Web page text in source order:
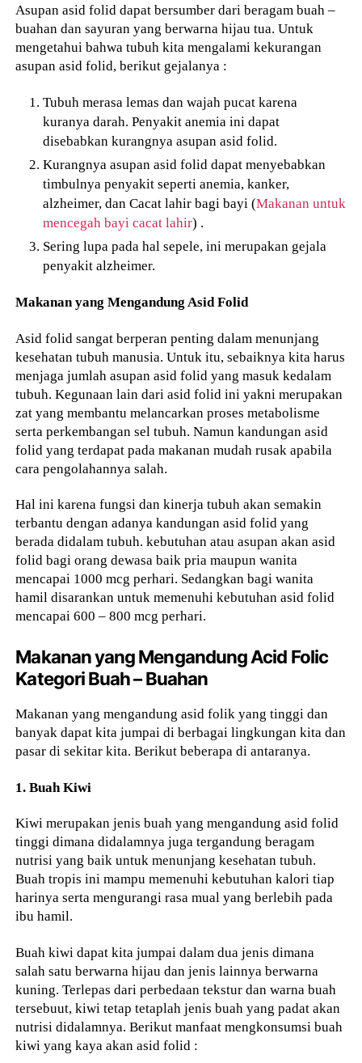
Asupan asid folid dapat bersumber dari beragam buah –
buahan dan sayuran yang berwarna hijau tua. Untuk
mengetahui bahwa tubuh kita mengalami kekurangan
asupan asid folid, berikut gejalanya :
Tubuh merasa lemas dan wajah pucat karena
kuranya darah. Penyakit anemia ini dapat
disebabkan kurangnya asupan asid folid.
Kurangnya asupan asid folid dapat menyebabkan
timbulnya penyakit seperti anemia, kanker,
alzheimer, dan Cacat lahir bagi bayi (Makanan untuk
mencegah bayi cacat lahir) .
Sering lupa pada hal sepele, ini merupakan gejala
penyakit alzheimer.
Makanan yang Mengandung Asid Folid
Asid folid sangat berperan penting dalam menunjang
kesehatan tubuh manusia. Untuk itu, sebaiknya kita harus
menjaga jumlah asupan asid folid yang masuk kedalam
tubuh. Kegunaan lain dari asid folid ini yakni merupakan
zat yang membantu melancarkan proses metabolisme
serta perkembangan sel tubuh. Namun kandungan asid
folid yang terdapat pada makanan mudah rusak apabila
cara pengolahannya salah.
Hal ini karena fungsi dan kinerja tubuh akan semakin
terbantu dengan adanya kandungan asid folid yang
berada didalam tubuh. kebutuhan atau asupan akan asid
folid bagi orang dewasa baik pria maupun wanita
mencapai 1000 mcg perhari. Sedangkan bagi wanita
hamil disarankan untuk memenuhi kebutuhan asid folid
mencapai 600 – 800 mcg perhari.
Makanan yang Mengandung Acid Folic
Kategori Buah – Buahan
Makanan yang mengandung asid folik yang tinggi dan
banyak dapat kita jumpai di berbagai lingkungan kita dan
pasar di sekitar kita. Berikut beberapa di antaranya.
1. Buah Kiwi
Kiwi merupakan jenis buah yang mengandung asid folid
tinggi dimana didalamnya juga tergandung beragam
nutrisi yang baik untuk menunjang kesehatan tubuh.
Buah tropis ini mampu memenuhi kebutuhan kalori tiap
harinya serta mengurangi rasa mual yang berlebih pada
ibu hamil.
Buah kiwi dapat kita jumpai dalam dua jenis dimana
salah satu berwarna hijau dan jenis lainnya berwarna
kuning. Terlepas dari perbedaan tekstur dan warna buah
tersebuut, kiwi tetap tetaplah jenis buah yang padat akan
nutrisi didalamnya. Berikut manfaat mengkonsumsi buah
kiwi yang kaya akan asid folid :